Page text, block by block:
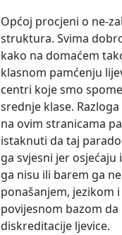
Općoj procjeni o ne-
struktura. Svima
kako na domaćem
klasnom pamćenju
centri koje smo
srednje klase.
na ovim stranicama
istaknuti da taj
ga svjesni jer
ga nisu ili barem ga
ponašanjem, jezikom
povijesnom bazom
diskreditacije ljevice.